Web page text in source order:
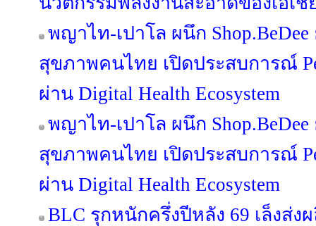
พญาไท-เปาโล ผนึก
สุขภาพคนไทย เปิดประสบการณ์
ผ่าน Digital Health Ecosystem
พญาไท-เปาโล ผนึก
สุขภาพคนไทย เปิดประสบการณ์
ผ่าน Digital Health Ecosystem
BLC รุกหนักครึ่งปีหลัง 69 เล็งส่